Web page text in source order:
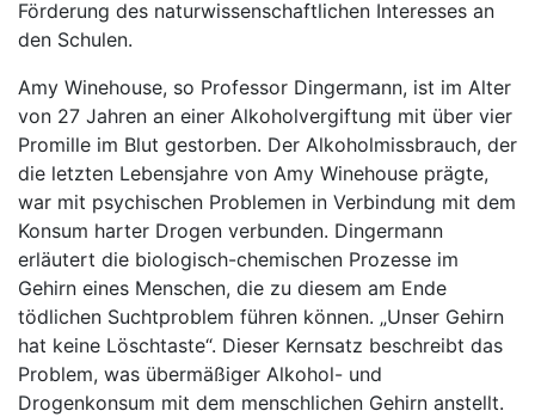
Förderung des naturwissenschaftlichen Interesses an
den Schulen.
Amy Winehouse, so Professor Dingermann, ist im Alter
von 27 Jahren an einer Alkoholvergiftung mit über vier
Promille im Blut gestorben. Der Alkoholmissbrauch, der
die letzten Lebensjahre von Amy Winehouse prägte,
war mit psychischen Problemen in Verbindung mit dem
Konsum harter Drogen verbunden. Dingermann
erläutert die biologisch-chemischen Prozesse im
Gehirn eines Menschen, die zu diesem am Ende
tödlichen Suchtproblem führen können. „Unser Gehirn
hat keine Löschtaste“. Dieser Kernsatz beschreibt das
Problem, was übermäßiger Alkohol- und
Drogenkonsum mit dem menschlichen Gehirn anstellt.